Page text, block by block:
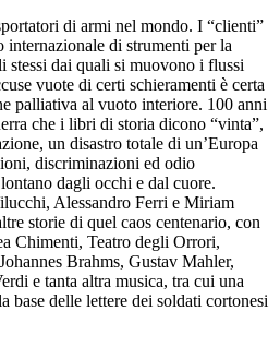
di armi nel mondo. I “clienti”
di strumenti per la
stessi dai quali si muovono i flussi
vuote di certi schieramenti è certa
palliativa al vuoto interiore. 100 anni
che i libri di storia dicono “vinta”,
un disastro totale di un’Europa
discriminazioni ed odio
dagli occhi e dal cuore.
Alessandro Ferri e Miriam
storie di quel caos centenario, con
Chimenti, Teatro degli Orrori,
Brahms, Gustav Mahler,
e tanta altra musica, tra cui una
base delle lettere dei soldati cortonesi